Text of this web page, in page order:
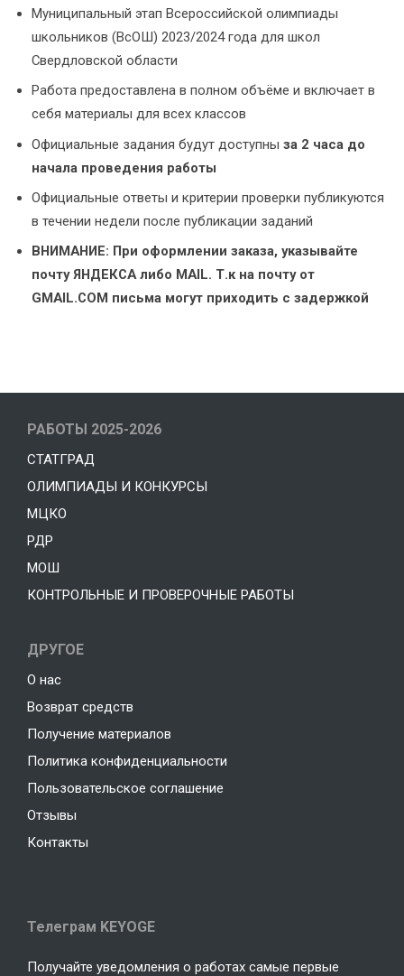
Муниципальный этап Всероссийской олимпиады
школьников (ВсОШ) 2023/2024 года для школ
Свердловской области
Работа предоставлена в полном объёме и включает в
себя материалы для всех классов
Официальные задания будут доступны за 2 часа до
начала проведения работы
Официальные ответы и критерии проверки публикуются
в течении недели после публикации заданий
ВНИМАНИЕ: При оформлении заказа, указывайте
почту ЯНДЕКСА либо MAIL. Т.к на почту от
GMAIL.COM письма могут приходить с задержкой
РАБОТЫ 2025-2026
СТАТГРАД
ОЛИМПИАДЫ И КОНКУРСЫ
МЦКО
РДР
МОШ
КОНТРОЛЬНЫЕ И ПРОВЕРОЧНЫЕ РАБОТЫ
ДРУГОЕ
О нас
Возврат средств
Получение материалов
Политика конфиденциальности
Пользовательское соглашение
Отзывы
Контакты
Телеграм KEYOGE
Получайте уведомления о работах самые первые